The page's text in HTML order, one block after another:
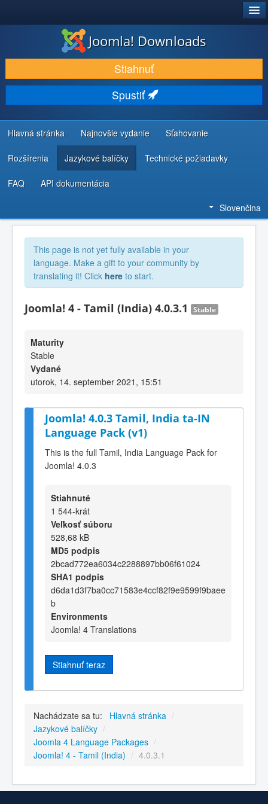
STIAHNUŤ & ROZŠÍRIŤ
OBJAVUJTE & UČTE SA
KOMUNITA & PODPORA
ZDROJE INFORMÁCIÍ PRE VÝVOJÁROV
Joomla! Downloads
Stiahnuť
Spustiť
Hlavná stránka Najnovšie vydanie Sťahovanie
Rozšírenia Jazykové balíčky Technické požiadavky
FAQ API dokumentácia
Slovenčina
This page is not yet fully available in your
language. Make a gift to your community by
translating it! Click here to start.
Joomla! 4 - Tamil (India) 4.0.3.1 Stable
Maturity
Stable
Vydané
utorok, 14. september 2021, 15:51
Joomla! 4.0.3 Tamil, India ta-IN
Language Pack (v1)
This is the full Tamil, India Language Pack for
Joomla! 4.0.3
Stiahnuté
1 544-krát
Veľkosť súboru
528,68 kB
MD5 podpis
2bcad772ea6034c2288897bb06f61024
SHA1 podpis
d6da1d3f7ba0cc71583e4ccf82f9e9599f9baee
b
Environments
Joomla! 4 Translations
Stiahnuť teraz
Nachádzate sa tu: Hlavná stránka /
Jazykové balíčky /
Joomla 4 Language Packages /
Joomla! 4 - Tamil (India) / 4.0.3.1